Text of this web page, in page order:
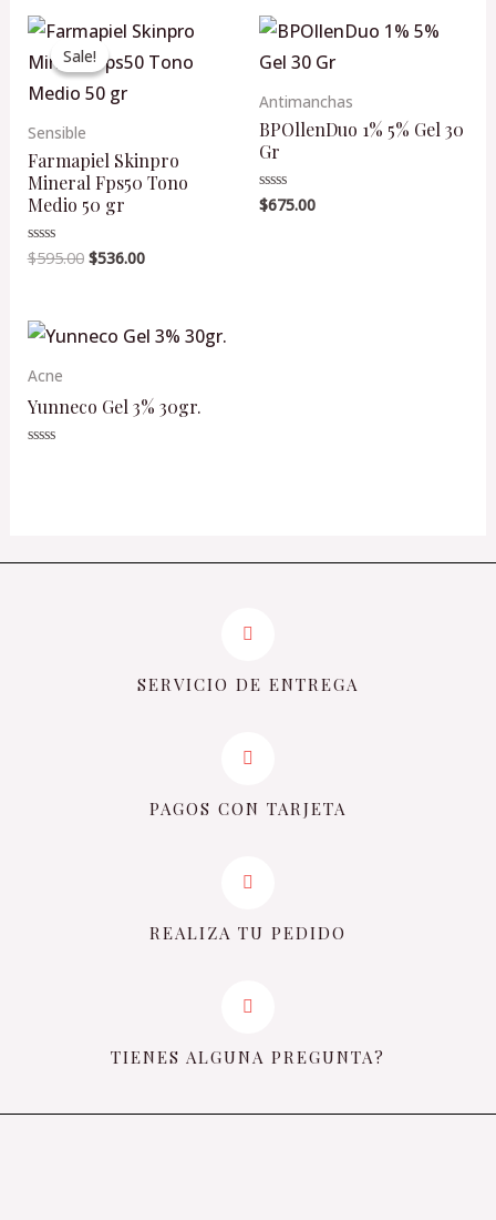
Sale!
Sale!
Sensible
Farmapiel Skinpro
Mineral Fps50 Tono
Medio 50 gr
Valorado
en
$595.00
Original
price
was:
$595.00.
$536.00
Current
price
is:
Antimanchas
BPOllenDuo 1% 5% Gel 30
Gr
Valorado
en
$675.00
Acne
Yunneco Gel 3% 30gr.
SERVICIO DE ENTREGA
PAGOS CON TARJETA
REALIZA TU PEDIDO
TIENES ALGUNA PREGUNTA?